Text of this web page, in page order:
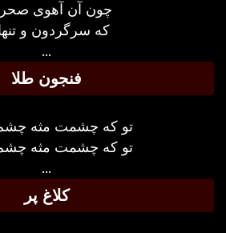
چون آن آهوی
که سرگردون و
فنجون طلا
تو که چشمت مثه چشم
تو که چشمت مثه چشم
کلاغ پر